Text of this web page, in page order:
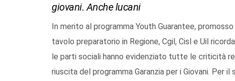
giovani. Anche lucani
In merito al programma Youth Guarantee,
tavolo preparatorio in Regione, Cgil, Cisl e Uil
le parti sociali hanno evidenziato tutte le criticità
riuscita del programma Garanzia per i Giovani. Per